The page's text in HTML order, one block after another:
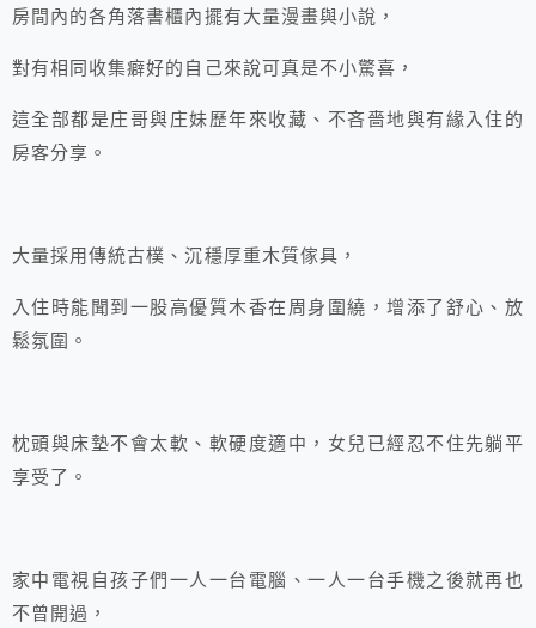
房間內的各角落書櫃內擺有大量漫畫與小說，
對有相同收集癖好的自己來說可真是不小驚喜，
這全部都是庄哥與庄妹歷年來收藏、不吝嗇地與有緣入住的
房客分享。
大量採用傳統古樸、沉穩厚重木質傢具，
入住時能聞到一股高優質木香在周身圍繞，增添了舒心、放
鬆氛圍。
枕頭與床墊不會太軟、軟硬度適中，女兒已經忍不住先躺平
享受了。
家中電視自孩子們一人一台電腦、一人一台手機之後就再也
不曾開過，